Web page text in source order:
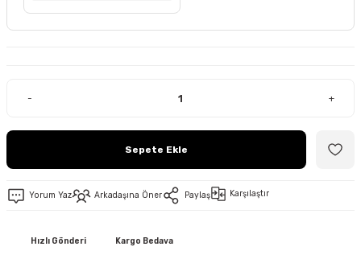
- +
Sepete Ekle
Yorum Yaz Arkadaşına Öner Paylaş Karşılaştır
Hızlı Gönderi Kargo Bedava